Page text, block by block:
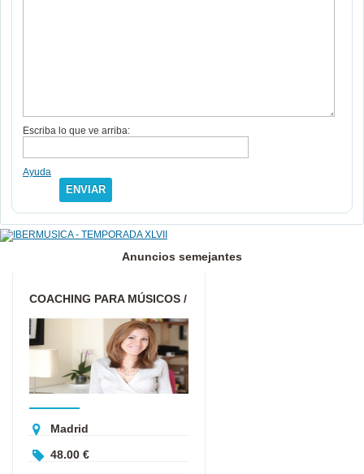
Escriba lo que ve arriba:
Ayuda
ENVIAR
Anuncios semejantes
COACHING PARA MÚSICOS /
SOLUCIONA TUS
PROBLEMAS
Madrid
48.00 €